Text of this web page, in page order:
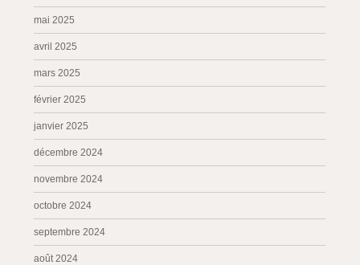
mai 2025
avril 2025
mars 2025
février 2025
janvier 2025
décembre 2024
novembre 2024
octobre 2024
septembre 2024
août 2024